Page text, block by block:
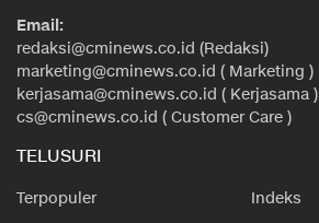
Email:
redaksi@cminews.co.id (Redaksi)
marketing@cminews.co.id ( Marketing )
kerjasama@cminews.co.id ( Kerjasama )
cs@cminews.co.id ( Customer Care )
TELUSURI
Terpopuler
Indeks